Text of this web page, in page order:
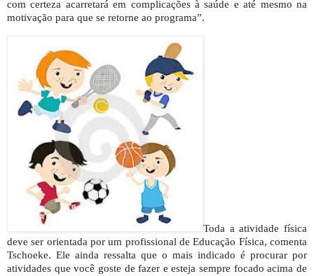
com certeza acarretará em complicações à saúde e até mesmo na
motivação para que se retorne ao programa”.
Toda a atividade física
deve ser orientada por um profissional de Educação Física, comenta
Tschoeke. Ele ainda ressalta que o mais indicado é procurar por
atividades que você goste de fazer e esteja sempre focado acima de